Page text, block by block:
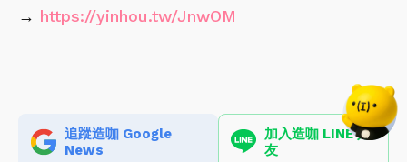
→ https://yinhou.tw/JnwOM
追蹤造咖 Google
News
加入造咖 LINE 好
友